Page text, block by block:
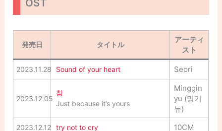
OST
発売日 タイトル
アーティ
スト
2023.11.28 Sound of your heart Seori
2023.12.05
참
Just because it’s yours
Minggin
yu (밍기
뉴)
2023.12.12 try not to cry 10CM